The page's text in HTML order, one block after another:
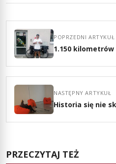
POPRZEDNI ARTYKUŁ
1.150
NASTĘPNY ARTYKUŁ
Historia się nie
PRZECZYTAJ TEŻ